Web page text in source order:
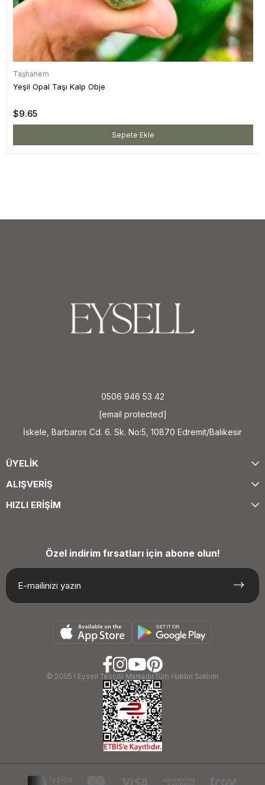
Taşhanem
Yeşil Opal Taşı Kalp Obje
$9.65
Sepete Ekle
0506 946 53 42
[email protected]
İskele, Barbaros Cd. 6. Sk. No:5, 10870 Edremit/Balıkesir
ÜYELİK
ALIŞVERİŞ
HIZLI ERİŞİM
Özel indirim fırsatları için abone olun!
© 2005 I Eysell Tescilli Markadır.Tüm Hakları Saklıdır